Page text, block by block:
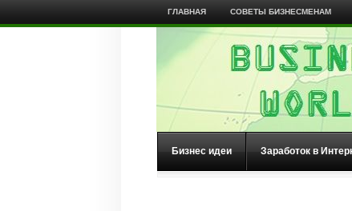
ГЛАВНАЯ СОВЕТЫ БИЗНЕСМЕНАМ
Бизнес идеи Заработок в